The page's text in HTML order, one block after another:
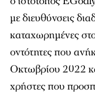
με διευθύνσεις
καταχωρημένες
οντότητες που
Οκτωβρίου 2022
χρήστες που